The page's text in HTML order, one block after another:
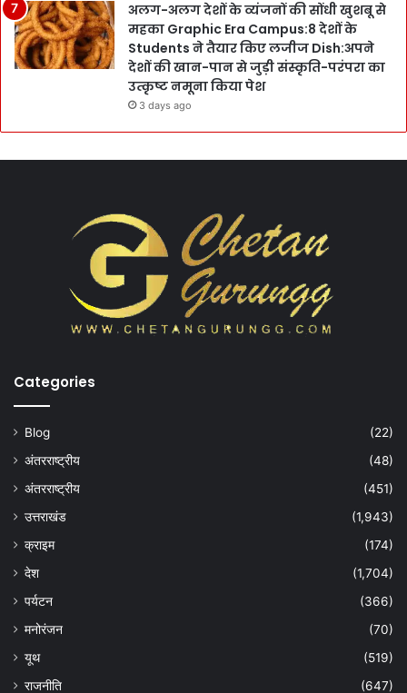
अलग-अलग देशों के व्यंजनों की सोंधी खुशबू से
महका Graphic Era Campus:8 देशों के
Students ने तैयार किए लजीज Dish:अपने
देशों की खान-पान से जुड़ी संस्कृति-परंपरा का
उत्कृष्ट नमूना किया पेश
3 days ago
Categories
Blog
(22)
अंतरराष्ट्रीय
(48)
अंतरराष्ट्रीय
(451)
उत्तराखंड
(1,943)
क्राइम
(174)
देश
(1,704)
पर्यटन
(366)
मनोरंजन
(70)
यूथ
(519)
राजनीति
(647)